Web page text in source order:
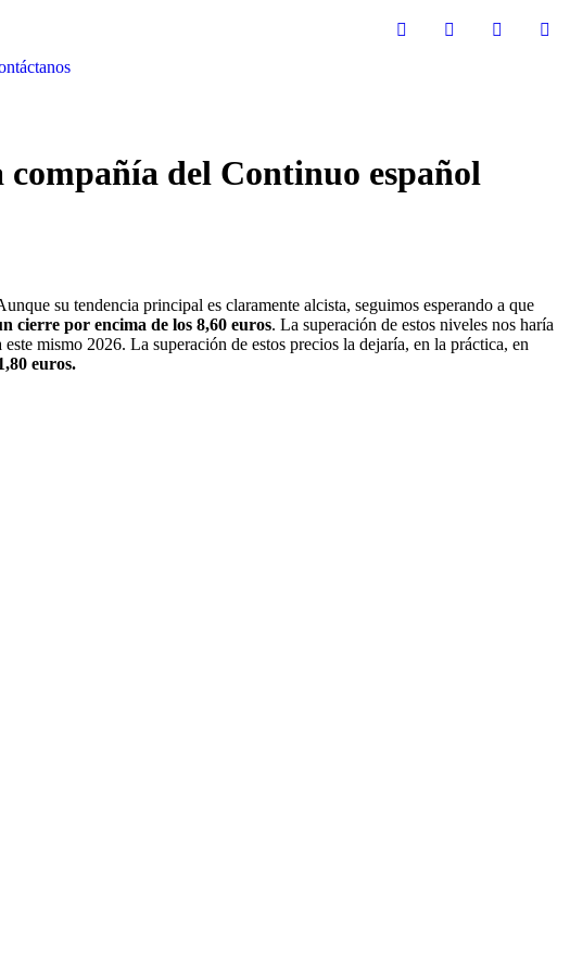
compañía del Continuo español
su tendencia principal es claramente alcista, seguimos esperando a que
cierre por encima de los 8,60 euros. La superación de estos niveles nos haría
mismo 2026. La superación de estos precios la dejaría, en la práctica, en
euros.